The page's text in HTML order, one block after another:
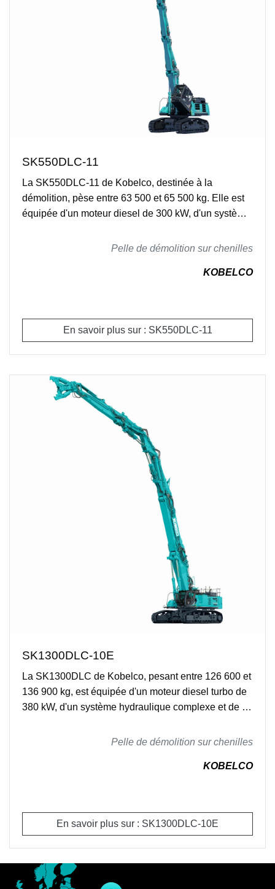
SK550DLC-11
La SK550DLC-11 de Kobelco, destinée à la
démolition, pèse entre 63 500 et 65 500 kg. Elle est
équipée d'un moteur diesel de 300 kW, d'un système
d'une capacité de réservoir de 371 L. Elle possède
déplacement de 5,4 /3,2 km/h et une force de traction
Pelle de démolition sur chenilles
KOBELCO
En savoir plus sur : SK550DLC-11
SK1300DLC-10E
La SK1300DLC de Kobelco, pesant entre 126 600 et
136 900 kg, est équipée d'un moteur diesel turbo de
380 kW, d'un système hydraulique complexe et de 55
Pelle de démolition sur chenilles
KOBELCO
En savoir plus sur : SK1300DLC-10E